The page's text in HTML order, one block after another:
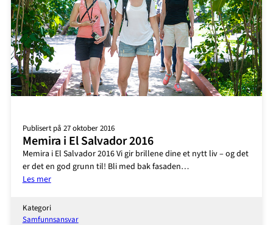
Publisert på 27 oktober 2016
Memira i El Salvador 2016
Memira i El Salvador 2016 Vi gir brillene dine et nytt liv – og det
er det en god grunn til! Bli med bak fasaden…
Les mer:
i
El
Kategori
Samfunnsansvar